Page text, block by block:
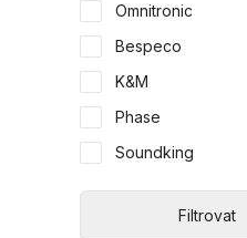
Omnitronic
Bespeco
K&M
Phase
Soundking
Filtrovat